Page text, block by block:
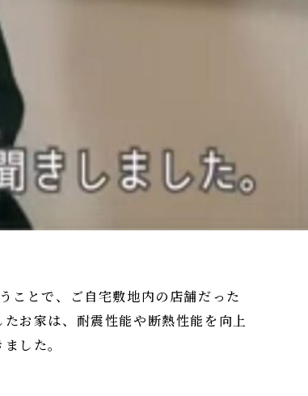
ことで、ご自宅敷地内の店舗だった
お家は、耐震性能や断熱性能を向上
した。